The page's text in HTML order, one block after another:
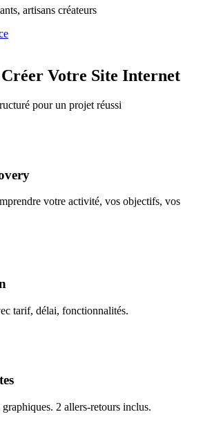
artisans créateurs
Votre Site Internet
pour un projet réussi
votre activité, vos objectifs, vos
tarif, délai, fonctionnalités.
2 allers-retours inclus.